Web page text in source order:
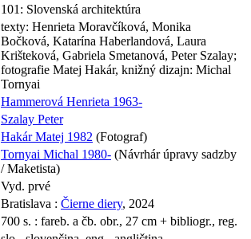
101: Slovenská architektúra
texty: Henrieta Moravčíková, Monika
Bočková, Katarína Haberlandová, Laura
Krišteková, Gabriela Smetanová, Peter Szalay;
fotografie Matej Hakár, knižný dizajn: Michal
Tornyai
Hammerová Henrieta 1963-
Szalay Peter
Hakár Matej 1982 (Fotograf)
Tornyai Michal 1980- (Návrhár úpravy sadzby
/ Maketista)
Vyd. prvé
Bratislava : Čierne diery, 2024
700 s. : fareb. a čb. obr., 27 cm + bibliogr., reg.